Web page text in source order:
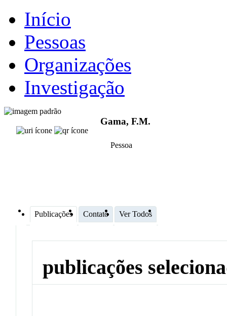
Início
Pessoas
Organizações
Investigação
Gama, F.M.
Pessoa
Publicações Contato Ver Todos
publicações